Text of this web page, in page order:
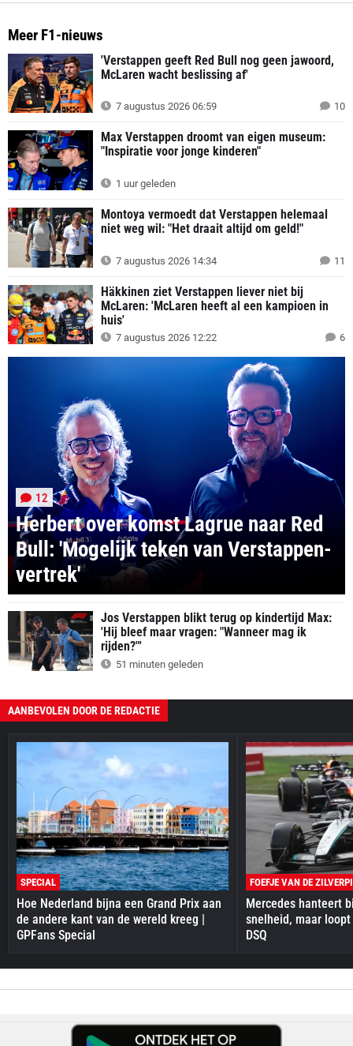
Meer F1-nieuws
'Verstappen geeft Red Bull nog geen jawoord,
McLaren wacht beslissing af'
7 augustus 2026 06:59 10
Max Verstappen droomt van eigen museum:
"Inspiratie voor jonge kinderen"
1 uur geleden
Montoya vermoedt dat Verstappen helemaal
niet weg wil: "Het draait altijd om geld!"
7 augustus 2026 14:34 11
Häkkinen ziet Verstappen liever niet bij
McLaren: 'McLaren heeft al een kampioen in
huis'
7 augustus 2026 12:22 6
Herbert over komst Lagrue naar Red
Bull: 'Mogelijk teken van Verstappen-
vertrek'
12
Jos Verstappen blikt terug op kindertijd Max:
'Hij bleef maar vragen: "Wanneer mag ik
rijden?"'
51 minuten geleden
AANBEVOLEN DOOR DE REDACTIE
SPECIAL
Hoe Nederland bijna een Grand Prix aan
de andere kant van de wereld kreeg |
GPFans Special
FOEFJE VAN DE
Mercedes hanteert
snelheid, maar
DSQ